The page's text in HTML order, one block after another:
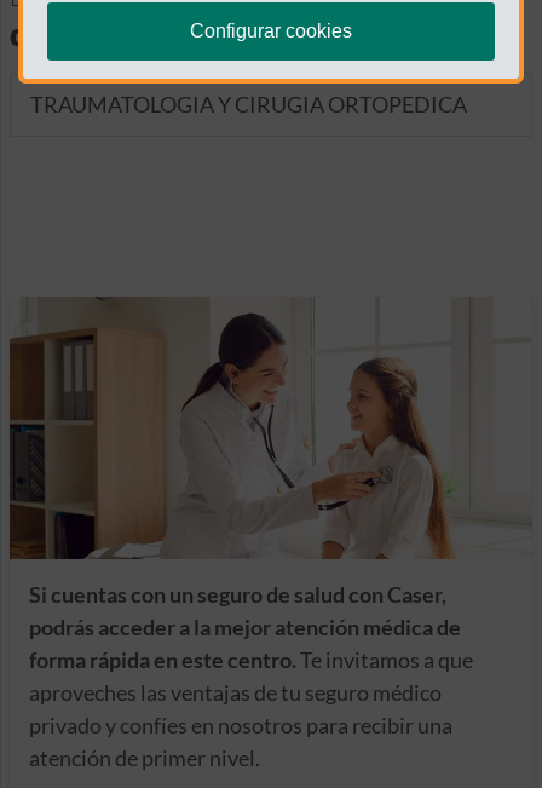
diagnósticas
TRAUMATOLOGIA Y CIRUGIA ORTOPEDICA
Si cuentas con un seguro de salud con Caser,
podrás acceder a la mejor atención médica de
forma rápida en este centro.Te invitamos a que
aproveches las ventajas de tu seguro médico
privado y confíes en nosotros para recibir una
atención de primer nivel.
Configurar cookies